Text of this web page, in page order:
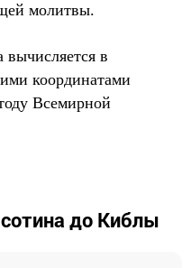
молитвы.
вычисляется в
координатами
Всемирной
до Киблы